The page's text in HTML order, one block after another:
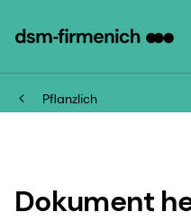
Pflanzlich
Dokument